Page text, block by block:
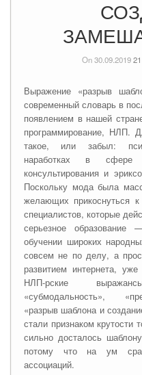
On 30.09.201921
Выражение «разрыв
современный словарь в
появлением в нашей
программирование, НЛП.
такое, или забыл:
наработках в сфере
консультирования и
Поскольку мода была
желающих
специалистов, которые
серьезное образование
обучении широких
совсем не по делу, а
развитием интернета,
НЛП-рские
«субмодальность»,
«разрыв шаблона и
стали признаком крутости
сильно досталось
потому что на ум
ассоциаций.